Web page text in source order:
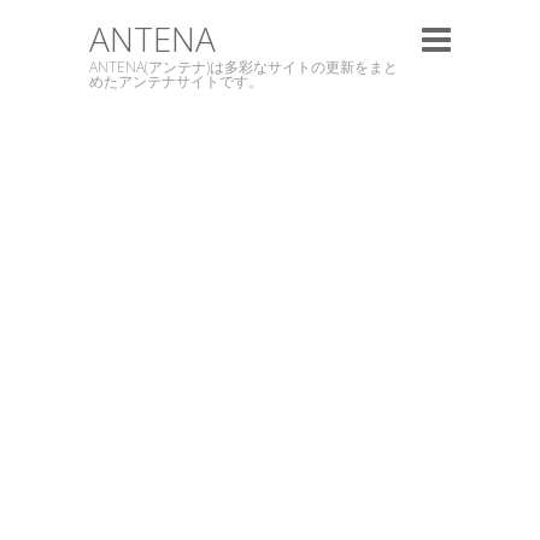
ANTENA
ANTENA(アンテナ)は多彩なサイトの更新をまと
めたアンテナサイトです。